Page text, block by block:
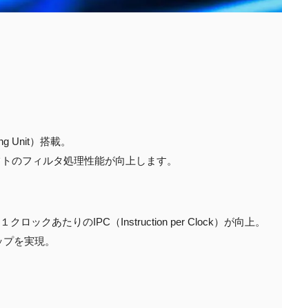
Unit）搭載。
のフィルタ処理性能が向上します。
ロックあたりのIPC（Instruction per Clock）が向上。
を実現。